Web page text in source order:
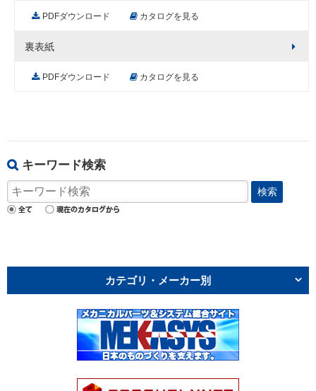
PDFダウンロード カタログを見る
裏表紙
PDFダウンロード カタログを見る
キーワード検索
検索
カテゴリ・メーカー別